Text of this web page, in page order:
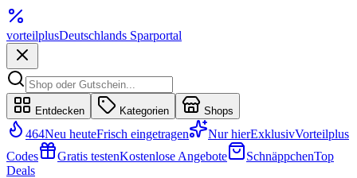
vorteilplusDeutschlands Sparportal
Entdecken Kategorien Shops
464Neu heuteFrisch eingetragen Nur hierExklusivVorteilplus
Codes
Gratis testenKostenlose Angebote SchnäppchenTop
Deals